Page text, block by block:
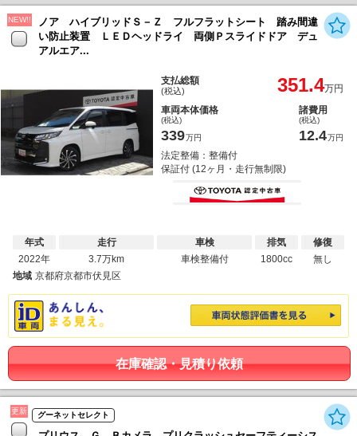
NEW!!
ノア ハイブリッドＳ－Ｚ フルフラットシート 踏み間違
い防止装置 ＬＥＤヘッドライ 両側Ｐスライドドア デュ
アルエア...
支払総額
(税込) 351.4万円
車両本体価格
(税込)
339万円
諸費用
(税込)
12.4万円
法定整備：整備付
保証付 (12ヶ月・走行無制限)
年式
2022年
走行
3.7万km
車検
車検整備付
排気
1800cc
修復
無し
地域 京都府京都市伏見区
在庫確認・見積り依頼
更新 グーネットセレクト